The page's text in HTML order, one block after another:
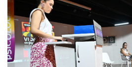
Remember me